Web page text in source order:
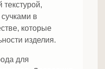
текстурой,
в
которые
изделия.
для